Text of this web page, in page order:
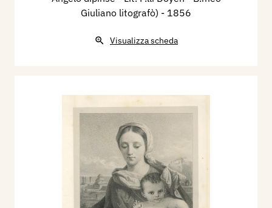
Giuliano litografò) - 1856
Visualizza scheda